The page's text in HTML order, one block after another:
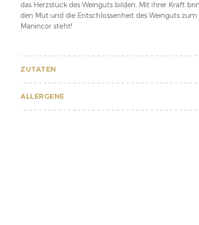
das Herzstück des Weinguts bilden. Mit ihrer Kraft
den Mut und die Entschlossenheit des Weinguts
Manincor steht!
ZUTATEN
ALLERGENE